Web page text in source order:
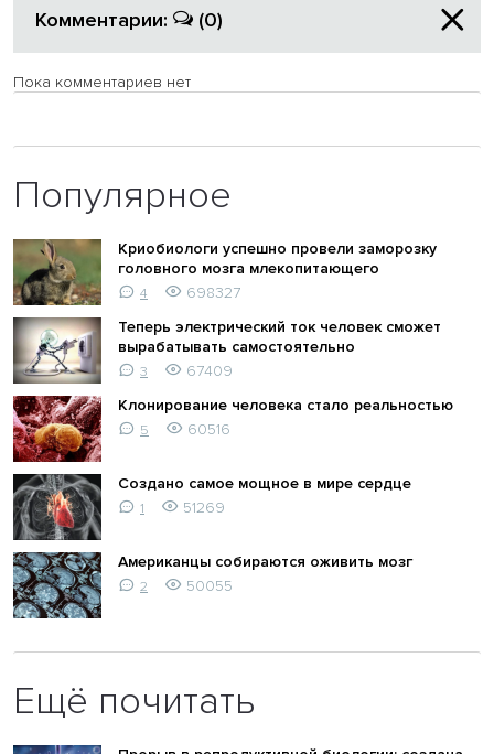
Комментарии: (0)
Пока комментариев нет
Популярное
Криобиологи успешно провели заморозку
головного мозга млекопитающего
4
698327
Теперь электрический ток человек сможет
вырабатывать самостоятельно
3
67409
Клонирование человека стало реальностью
5 60516
Создано самое мощное в мире сердце
1 51269
Американцы собираются оживить мозг
2 50055
Ещё почитать